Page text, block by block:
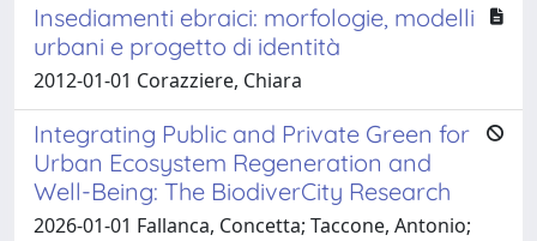
Insediamenti ebraici: morfologie, modelli
urbani e progetto di identità
2012-01-01 Corazziere, Chiara
Integrating Public and Private Green for
Urban Ecosystem Regeneration and
Well-Being: The BiodiverCity Research
2026-01-01 Fallanca, Concetta; Taccone, Antonio;